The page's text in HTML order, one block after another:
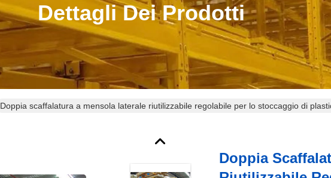
Dettagli Dei Prodotti
Doppia scaffalatura a mensola laterale riutilizzabile regolabile per lo stoccaggio di
Doppia